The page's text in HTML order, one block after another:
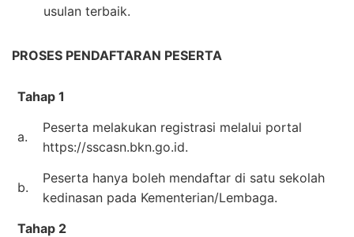
usulan terbaik.
PROSES PENDAFTARAN PESERTA
Tahap 1
a.
Peserta melakukan registrasi melalui portal
https://sscasn.bkn.go.id.
b.
Peserta hanya boleh mendaftar di satu sekolah
kedinasan pada Kementerian/Lembaga.
Tahap 2